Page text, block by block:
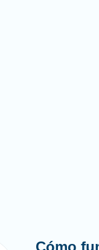
Cómo